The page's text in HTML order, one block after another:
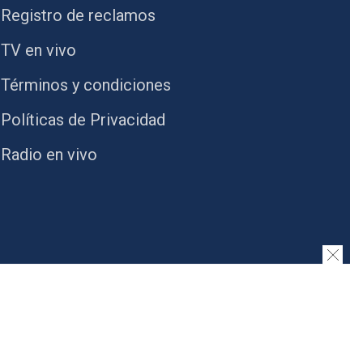
Registro de reclamos
TV en vivo
Términos y condiciones
Políticas de Privacidad
Radio en vivo